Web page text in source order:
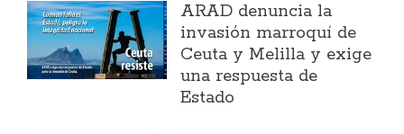
ARAD denuncia la
invasión marroquí de
Ceuta y Melilla y exige
una respuesta de
Estado